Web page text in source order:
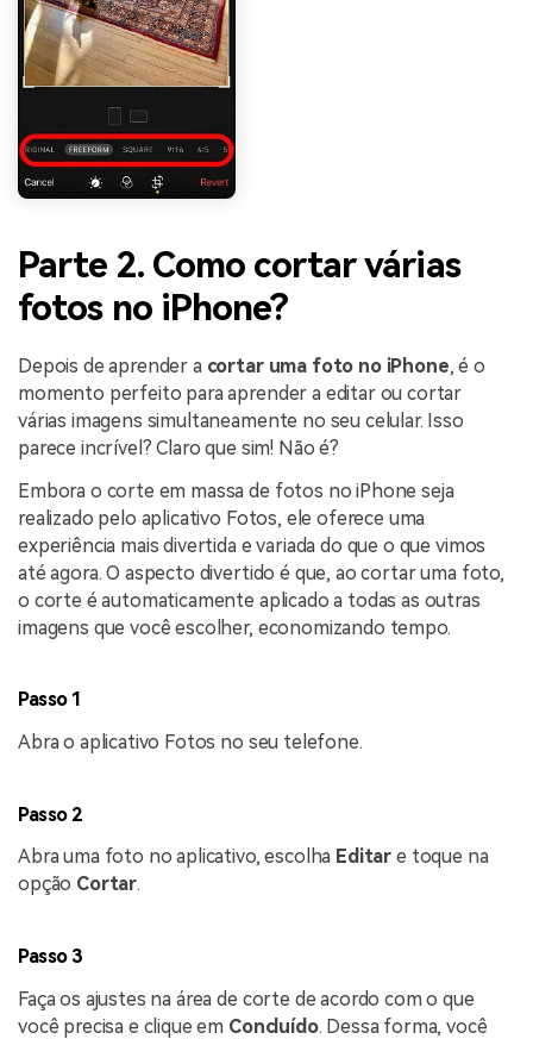
Parte 2. Como cortar várias
fotos no iPhone?
Depois de aprender a cortar uma foto no iPhone, é o
momento perfeito para aprender a editar ou cortar
várias imagens simultaneamente no seu celular. Isso
parece incrível? Claro que sim! Não é?
Embora o corte em massa de fotos no iPhone seja
realizado pelo aplicativo Fotos, ele oferece uma
experiência mais divertida e variada do que o que vimos
até agora. O aspecto divertido é que, ao cortar uma foto,
o corte é automaticamente aplicado a todas as outras
imagens que você escolher, economizando tempo.
Passo 1
Abra o aplicativo Fotos no seu telefone.
Passo 2
Abra uma foto no aplicativo, escolha Editar e toque na
opção Cortar.
Passo 3
Faça os ajustes na área de corte de acordo com o que
você precisa e clique em Concluído. Dessa forma, você